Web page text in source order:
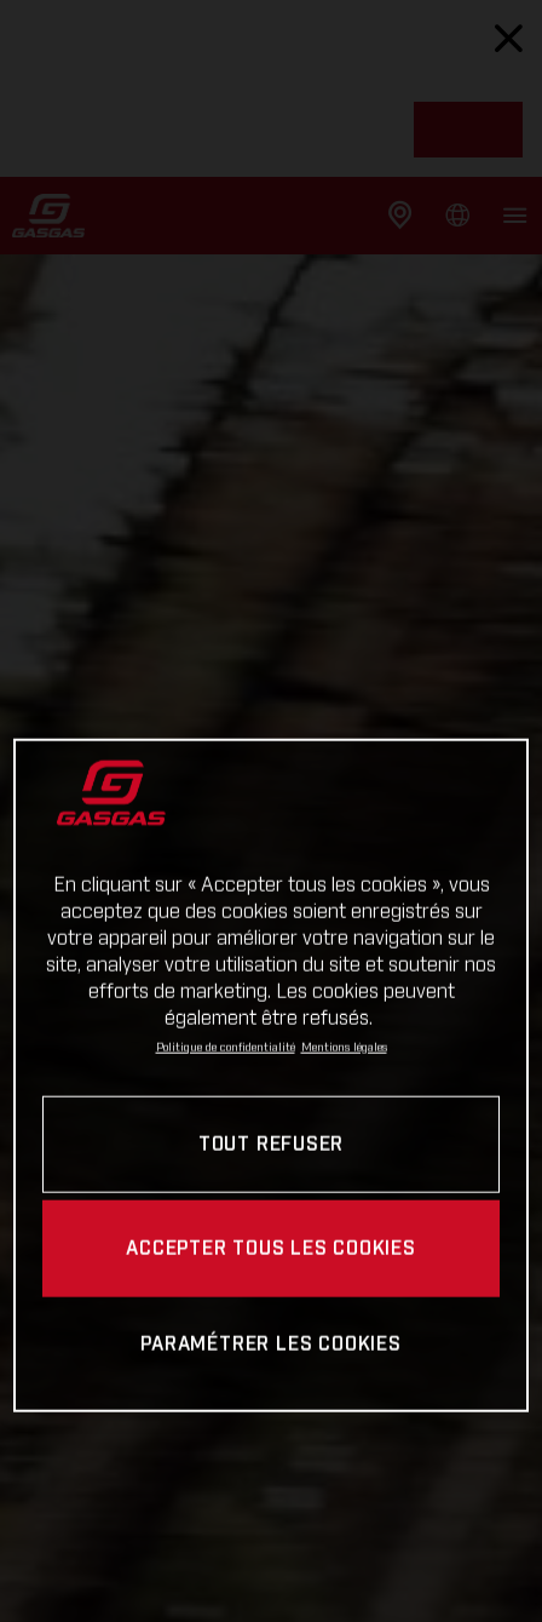
En cliquant sur « Accepter tous les cookies », vous
acceptez que des cookies soient enregistrés sur
votre appareil pour améliorer votre navigation sur le
site, analyser votre utilisation du site et soutenir nos
efforts de marketing. Les cookies peuvent
également être refusés.
Politique de confidentialité Mentions légales
TOUT REFUSER
ACCEPTER TOUS LES COOKIES
PARAMÉTRER LES COOKIES